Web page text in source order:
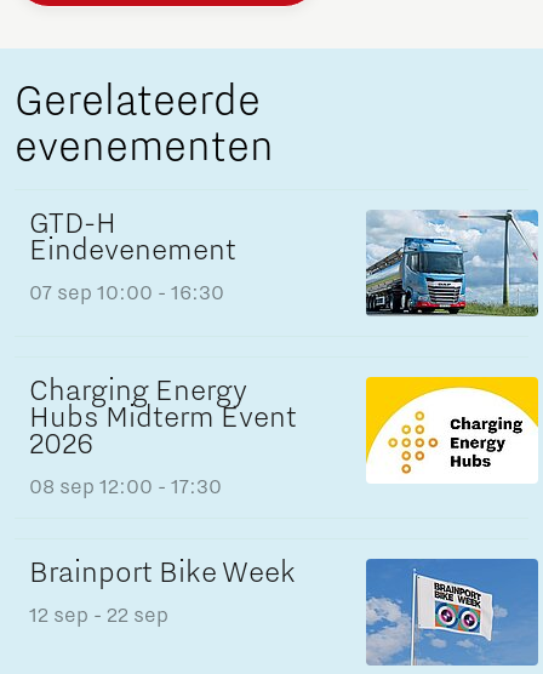
Gerelateerde
evenementen
GTD-H
Eindevenement
07 sep 10:00 - 16:30
Charging Energy
Hubs Midterm Event
2026
08 sep 12:00 - 17:30
Brainport Bike Week
12 sep - 22 sep